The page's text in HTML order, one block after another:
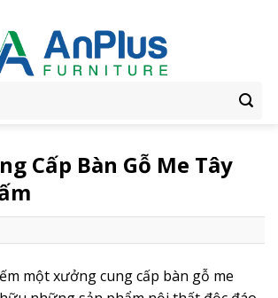
Cấp Bàn Gỗ Me Tây
một xưởng cung cấp bàn gỗ me